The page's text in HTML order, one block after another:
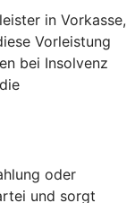
in Vorkasse,
Vorleistung
bei Insolvenz
oder
und sorgt